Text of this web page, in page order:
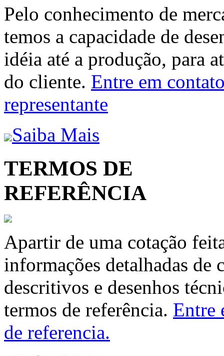
Pelo conhecimento de
temos a capacidade de
idéia até a produção, para
do cliente. Entre em
representante
Saiba Mais
TERMOS DE
REFERÊNCIA
Apartir de uma cotação
informações detalhadas de
descritivos e desenhos
termos de referência. Entre
de referencia.